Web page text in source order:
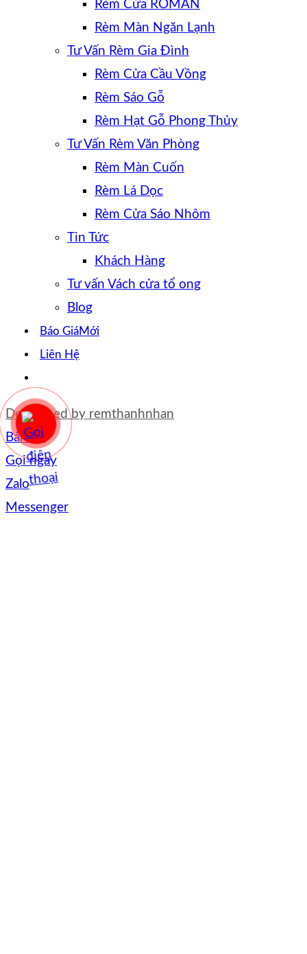
Rèm Cửa ROMAN
Rèm Màn Ngăn Lạnh
Tư Vấn Rèm Gia Đình
Rèm Cửa Cầu Vồng
Rèm Sáo Gỗ
Rèm Hạt Gỗ Phong Thủy
Tư Vấn Rèm Văn Phòng
Rèm Màn Cuốn
Rèm Lá Dọc
Rèm Cửa Sáo Nhôm
Tin Tức
Khách Hàng
Tư vấn Vách cửa tổ ong
Blog
Báo Giá
Liên Hệ
Developed by remthanhnhan
Bản đồ
Gọi ngay
Zalo
Messenger